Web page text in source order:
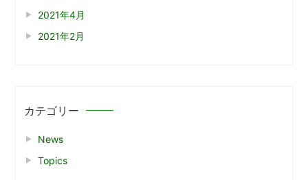
2021年4月
2021年2月
カテゴリー
News
Topics